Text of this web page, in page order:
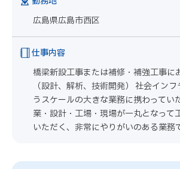
広島県広島市西区
仕事内容
橋梁新設工事または補修・補強工事に
（設計、解析、技術開発） 社会イン
うスケールの大きな業務に携わってい
業・設計・工場・現場が一丸となって
いただく、非常にやりがいのある業務